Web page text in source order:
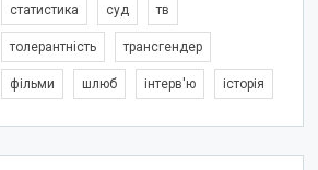
статистика суд тв
толерантність трансгендер
фільми шлюб інтерв'ю історія